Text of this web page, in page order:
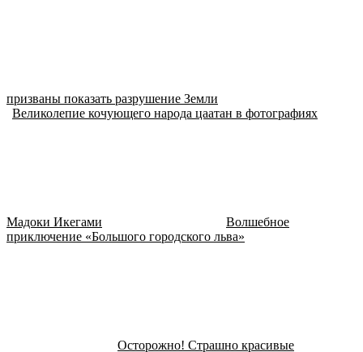
призваны показать разрушение Земли
Великолепие кочующего народа цаатан в фотографиях
Мадоки Икегами
Волшебное
приключение «Большого городского льва»
Осторожно! Страшно красивые